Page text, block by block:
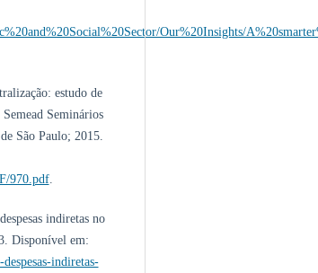
Our%20Insights/
estudo de
Seminários
São Paulo; 2015.
970.pdf.
indiretas no
Disponível em:
indiretas-